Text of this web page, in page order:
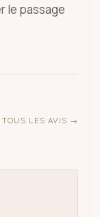
le passage
TOUS LES AVIS →